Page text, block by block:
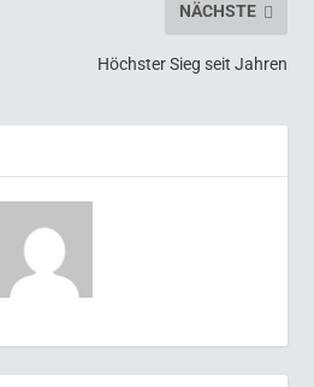
NÄCHSTE
Höchster Sieg seit Jahren